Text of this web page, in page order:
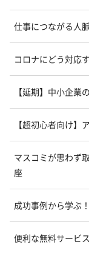
仕事につながる人
コロナにどう対応
【延期】中小企業
【超初心者向け】
マスコミが思わず
座
成功事例から学ぶ
便利な無料サービ